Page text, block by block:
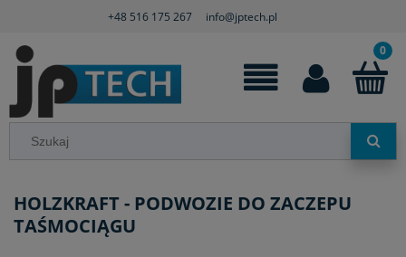
+48 516 175 267 info@jptech.pl
HOLZKRAFT - PODWOZIE DO ZACZEPU
TAŚMOCIĄGU